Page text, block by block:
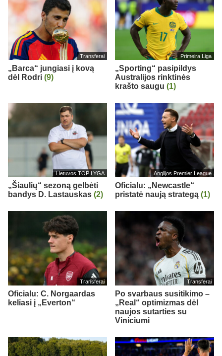
Transferai
„Barca“ jungiasi į kovą
dėl Rodri (9)
Primeira Liga
„Sporting“ pasipildys
Australijos rinktinės
krašto saugu (1)
Lietuvos TOP LYGA
„Šiaulių“ sezoną gelbėti
bandys D. Lastauskas (2)
Anglijos Premier League
Oficialu: „Newcastle“
pristatė naują strategą (1)
Transferai
Oficialu: C. Norgaardas
keliasi į „Everton“
Transferai
Po svarbaus susitikimo –
„Real“ optimizmas dėl
naujos sutarties su
Viniciumi